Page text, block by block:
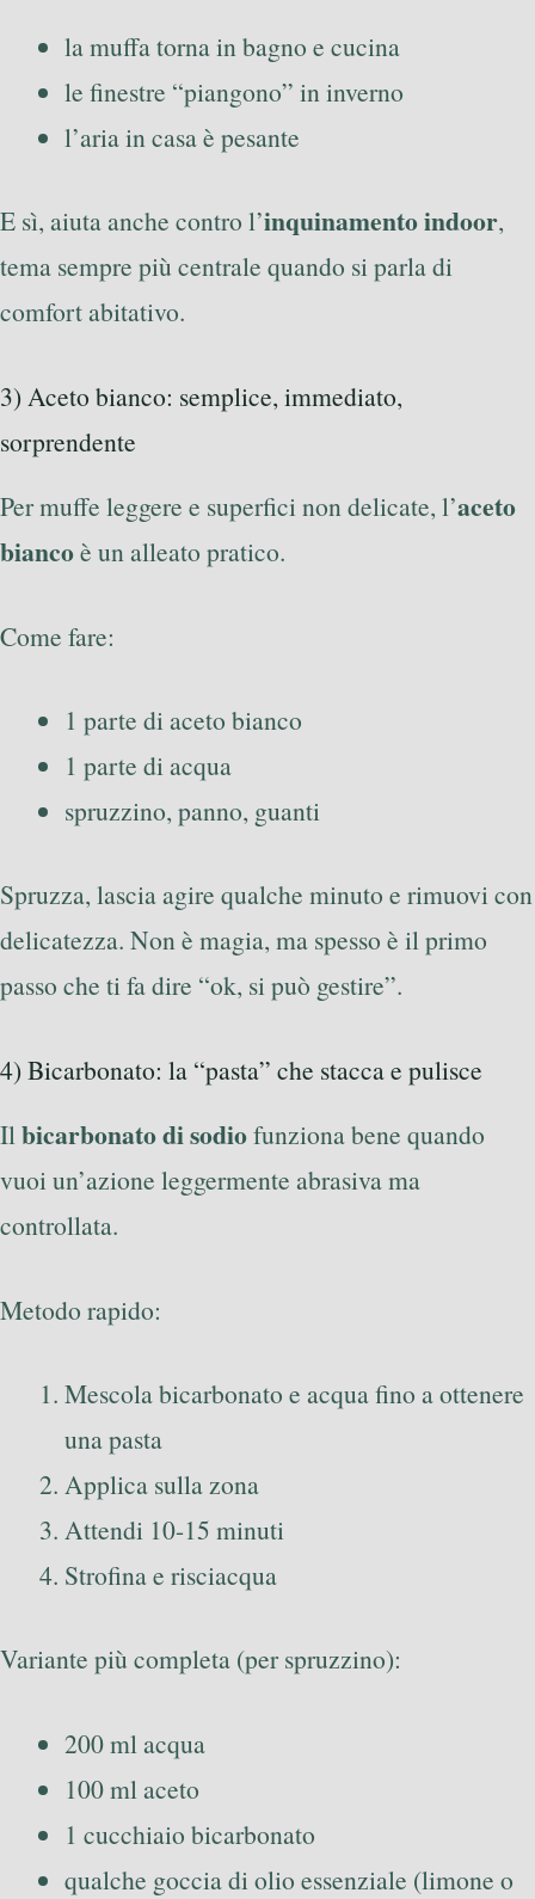
la muffa torna in bagno e cucina
le finestre “piangono” in inverno
l’aria in casa è pesante
E sì, aiuta anche contro l’inquinamento indoor,
tema sempre più centrale quando si parla di
comfort abitativo.
3) Aceto bianco: semplice, immediato,
sorprendente
Per muffe leggere e superfici non delicate, l’aceto
biancoè un alleato pratico.
Come fare:
1 parte di aceto bianco
1 parte di acqua
spruzzino, panno, guanti
Spruzza, lascia agire qualche minuto e rimuovi con
delicatezza. Non è magia, ma spesso è il primo
passo che ti fa dire “ok, si può gestire”.
4) Bicarbonato: la “pasta” che stacca e pulisce
Ilbicarbonato di sodiofunziona bene quando
vuoi un’azione leggermente abrasiva ma
controllata.
Metodo rapido:
Mescola bicarbonato e acqua fino a ottenere
una pasta
Applica sulla zona
Attendi 10-15 minuti
Strofina e risciacqua
Variante più completa (per spruzzino):
200 ml acqua
100 ml aceto
1 cucchiaio bicarbonato
qualche goccia di olio essenziale (limone o